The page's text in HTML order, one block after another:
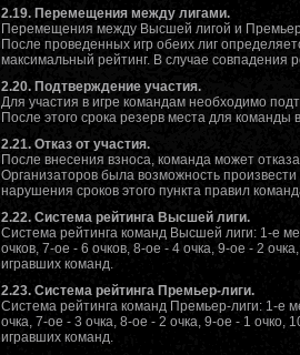
2.19. Перемещения между лигами.
Перемещения между Высшей лигой и
После проведенных игр обеих лиг
максимальный рейтинг. В случае совпадения
2.20. Подтверждение участия.
Для участия в игре командам необходимо
После этого срока резерв места для команды
2.21. Отказ от участия.
После внесения взноса, команда может
Организаторов была возможность
нарушения сроков этого пункта правил
2.22. Система рейтинга Высшей лиги.
Система рейтинга команд Выcшей лиги: 1-е
очков, 7-ое - 6 очков, 8-ое - 4 очка, 9-ое - 2
игравших команд.
2.23. Система рейтинга Премьер-лиги.
Система рейтинга команд Премьер-лиги: 1-е
очка, 7-ое - 3 очка, 8-ое - 2 очка, 9-ое - 1 очко,
игравших команд.